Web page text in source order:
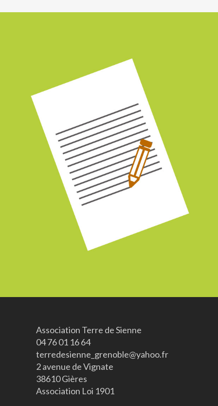
Association Terre de Sienne
04 76 01 16 64
terredesienne_grenoble@yahoo.fr
2 avenue de Vignate
38610 Gières
Association Loi 1901